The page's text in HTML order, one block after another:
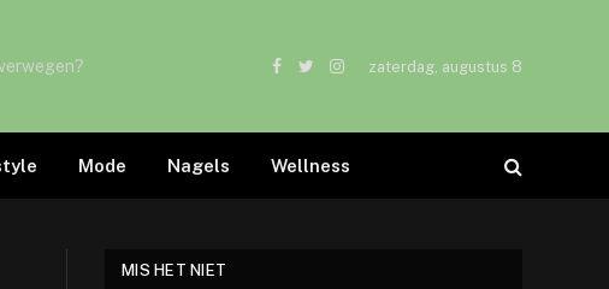
Facebook
TwitterInstagram
zaterdag, augustus 8
Mode Nagels Wellness
MIS HET NIET